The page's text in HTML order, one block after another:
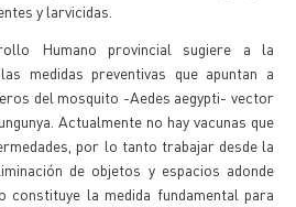
y larvicidas.
Humano provincial sugiere a la
medidas preventivas que apuntan a
del mosquito -Aedes aegypti- vector
Actualmente no hay vacunas que
por lo tanto trabajar desde la
de objetos y espacios adonde
constituye la medida fundamental para